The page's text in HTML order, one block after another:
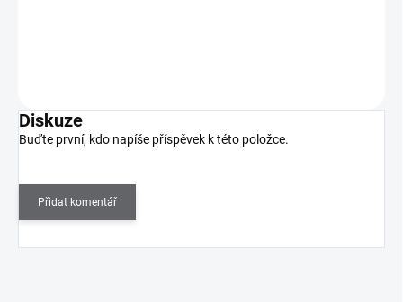
Diskuze
Buďte první, kdo napíše příspěvek k této položce.
Přidat komentář